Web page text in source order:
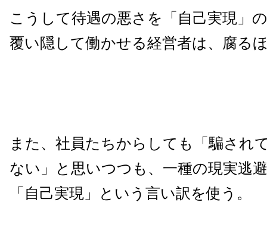
こうして待遇の悪さを「自己実現」
覆い隠して働かせる経営者は、腐る
また、社員たちからしても「騙され
ない」と思いつつも、一種の現実逃
「自己実現」という言い訳を使う。